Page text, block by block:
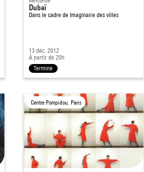
Dubaï
Dans le cadre de Imaginaire des villes
13 déc. 2012
À partir de 20h
Terminé
Centre Pompidou, Paris